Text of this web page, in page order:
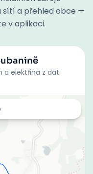
sítí a přehled obce —
v aplikaci.
a elektřina z dat